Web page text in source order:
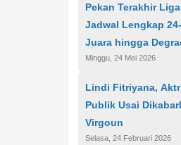
Pekan Terakhir
Jadwal Lengkap
Juara hingga
Minggu, 24 Mei 2026
Lindi Fitriyana,
Publik Usai
Virgoun
Selasa, 24 Februari 2026